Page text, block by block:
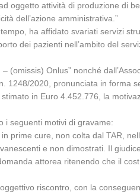
oggetto attività di produzione di
dell’azione amministrativa.”
ha affidato svariati servizi
dei pazienti nell’ambito del
Onlus” nonché
1248/2020, pronunciata in forma
in Euro 4.452.776, la
i seguenti motivi di gravame:
prime cure, non colta dal TAR,
e non dimostrati. Il
attorea ritenendo che il
riscontro, con la